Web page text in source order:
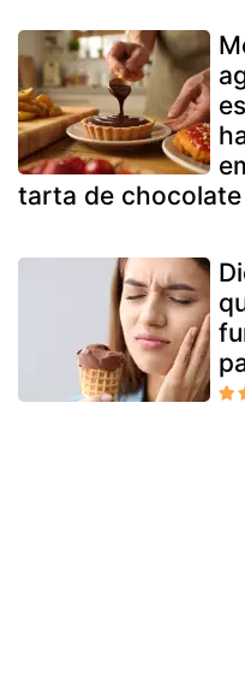
tarta de chocolate